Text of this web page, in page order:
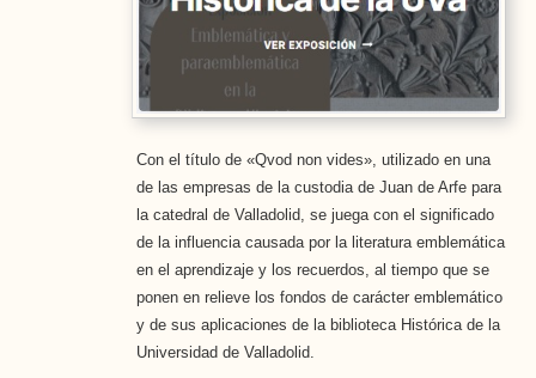
Con el título de «Qvod non vides», utilizado en una
de las empresas de la custodia de Juan de Arfe para
la catedral de Valladolid, se juega con el significado
de la influencia causada por la literatura emblemática
en el aprendizaje y los recuerdos, al tiempo que se
ponen en relieve los fondos de carácter emblemático
y de sus aplicaciones de la biblioteca Histórica de la
Universidad de Valladolid.